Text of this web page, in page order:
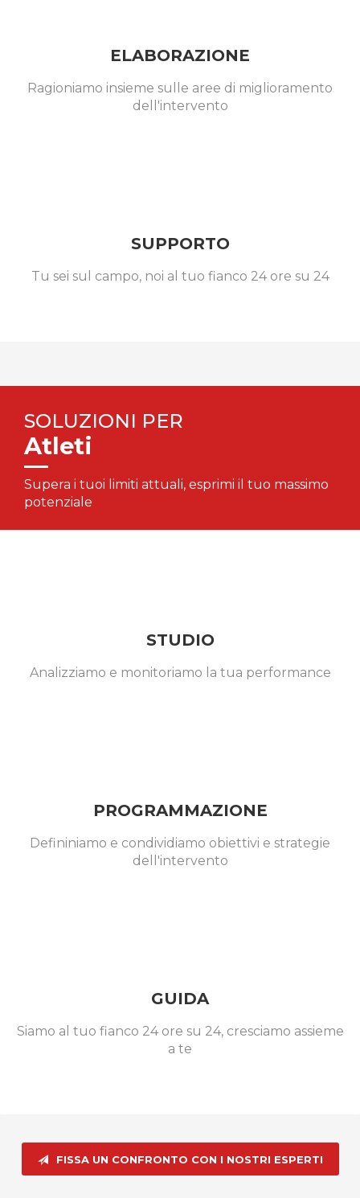
ELABORAZIONE
Ragioniamo insieme sulle aree di miglioramento
dell'intervento
SUPPORTO
Tu sei sul campo, noi al tuo fianco 24 ore su 24
SOLUZIONI PER
Atleti
Supera i tuoi limiti attuali, esprimi il tuo massimo
potenziale
STUDIO
Analizziamo e monitoriamo la tua performance
PROGRAMMAZIONE
Defininiamo e condividiamo obiettivi e strategie
dell'intervento
GUIDA
Siamo al tuo fianco 24 ore su 24, cresciamo assieme
a te
FISSA UN CONFRONTO CON I NOSTRI ESPERTI